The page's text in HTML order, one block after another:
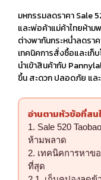
มหกรรมลดราคา Sale
และพ่อค้าแม่ค้าไทยห้าม
ต่างพากันกระหน่ำลดรา
เทคนิคการสั่งซื้อและเ
นำเข้าสินค้ากับ
ขึ้น สะดวก ปลอดภัย แล
อ่านตามหัวข้อที่สน
Sale 520
ห้ามพลาด
เทคนิคการหาข
ที่สุด